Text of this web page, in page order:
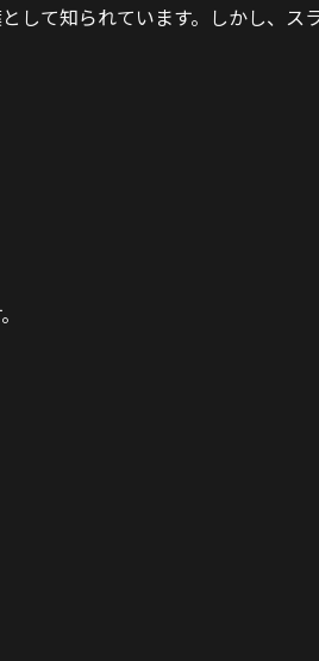
して知られています。しかし、ス